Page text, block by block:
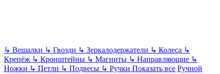
↳ Вешалки ↳ Гвозди ↳ Зеркалодержатели ↳ Колеса ↳
Крепёж ↳ Кронштейны ↳ Магниты ↳ Направляющие ↳
Ножки ↳ Петли ↳ Подвесы ↳ Ручки Показать все Ручной